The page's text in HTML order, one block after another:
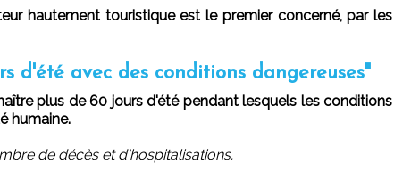
hautement touristique est le premier concerné, par les
d'été avec des conditions dangereuses"
plus de 60 jours d'été pendant lesquels les conditions
humaine.
de décès et d'hospitalisations.